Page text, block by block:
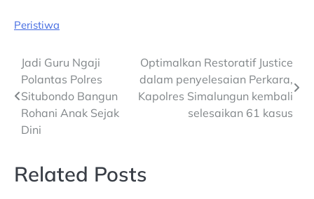
Peristiwa
Post
navigation
Jadi Guru Ngaji
Polantas Polres
Situbondo Bangun
Rohani Anak Sejak
Dini
Optimalkan Restoratif Justice
dalam penyelesaian Perkara,
Kapolres Simalungun kembali
selesaikan 61 kasus
Related Posts